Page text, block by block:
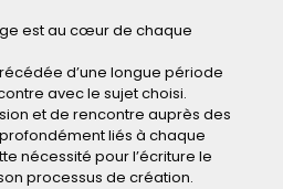
est au cœur de chaque
d’une longue période
avec le sujet choisi.
et de rencontre auprès des
liés à chaque
nécessité pour l’écriture le
processus de création.